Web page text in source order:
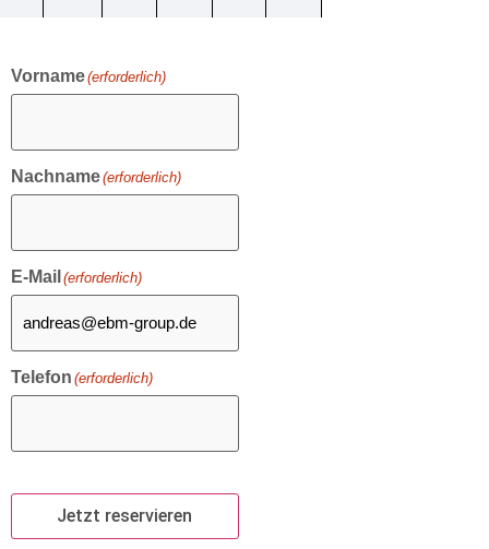
Vorname(erforderlich)
Nachname(erforderlich)
E-Mail (erforderlich)
Telefon (erforderlich)
Jetzt reservieren